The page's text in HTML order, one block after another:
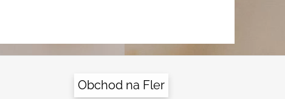
Obchod na Fler